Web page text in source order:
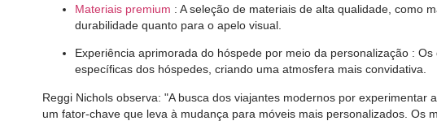
Materiais premium : A seleção de materiais de alta qualidade, como
durabilidade quanto para o apelo visual.
Experiência aprimorada do hóspede por meio da personalização : Os
específicas dos hóspedes, criando uma atmosfera mais convidativa.
Reggi Nichols observa: "A busca dos viajantes modernos por
um fator-chave que leva à mudança para móveis mais personalizados. Os